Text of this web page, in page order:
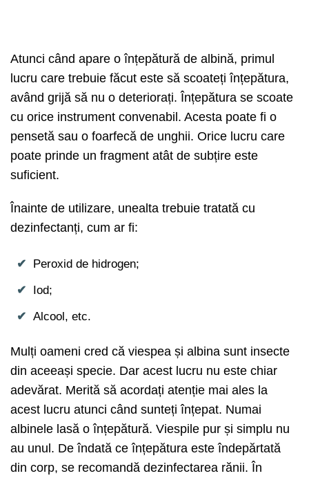
Atunci când apare o înțepătură de albină, primul
lucru care trebuie făcut este să scoateți înțepătura,
având grijă să nu o deteriorați. Înțepătura se scoate
cu orice instrument convenabil. Acesta poate fi o
pensetă sau o foarfecă de unghii. Orice lucru care
poate prinde un fragment atât de subțire este
suficient.
Înainte de utilizare, unealta trebuie tratată cu
dezinfectanți, cum ar fi:
Peroxid de hidrogen;
Iod;
Alcool, etc.
Mulți oameni cred că viespea și albina sunt insecte
din aceeași specie. Dar acest lucru nu este chiar
adevărat. Merită să acordați atenție mai ales la
acest lucru atunci când sunteți înțepat. Numai
albinele lasă o înțepătură. Viespile pur și simplu nu
au unul. De îndată ce înțepătura este îndepărtată
din corp, se recomandă dezinfectarea rănii. În